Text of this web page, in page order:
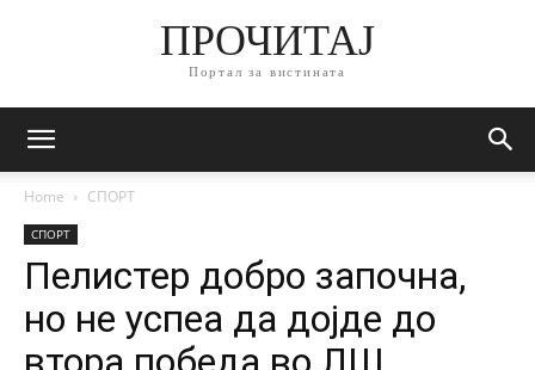
ПРОЧИТАЈ
Портал за вистината
Home СПОРТ
СПОРТ
Пелистер добро започна,
но не успеа да дојде до